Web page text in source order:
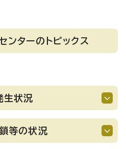
ンターのトピックス
生状況
等の状況